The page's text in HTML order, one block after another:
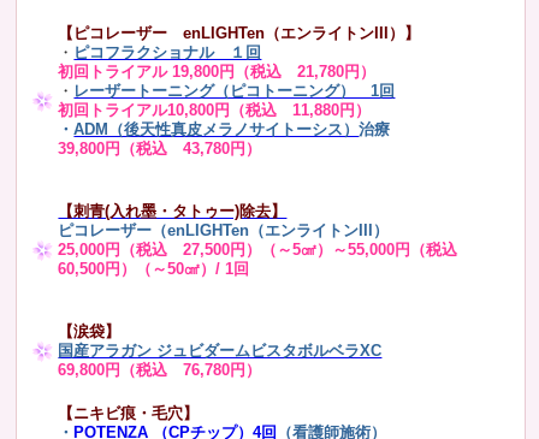
【ピコレーザー enLIGHTen（エンライトンIII）】
・ ピコフラクショナル １回
初回トライアル 19,800円（税込 21,780円）
・ レーザートーニング（ピコトーニング） 1回
初回トライアル10,800円（税込 11,880円）
・ADM（後天性真皮メラノサイトーシス）治療
39,800円（税込 43,780円）
【刺青(入れ墨・タトゥー)除去】
ピコレーザー（enLIGHTen（エンライトンIII）
25,000円（税込 27,500円）（～5㎠）～55,000円（税込
60,500円）（～50㎠）/ 1回
【涙袋】
国産アラガン ジュビダームビスタボルベラXC
69,800円（税込 76,780円）
【ニキビ痕・毛穴】
・ POTENZA （CPチップ）4回 （看護師施術）